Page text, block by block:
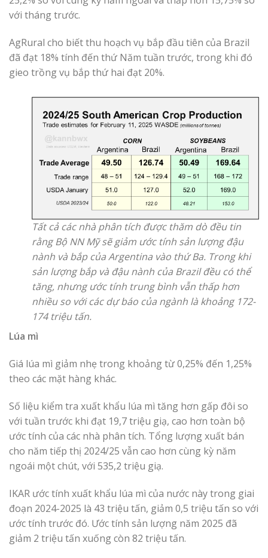
với tháng trước.
AgRural cho biết thu hoạch vụ bắp đầu tiên của Brazil
đã đạt 18% tính đến thứ Năm tuần trước, trong khi đó
gieo trồng vụ bắp thứ hai đạt 20%.
Tất cả các nhà phân tích được thăm dò đều tin
rằng Bộ NN Mỹ sẽ giảm ước tính sản lượng đậu
nành và bắp của Argentina vào thứ Ba. Trong khi
sản lượng bắp và đậu nành của Brazil đều có thể
tăng, nhưng ước tính trung bình vẫn thấp hơn
nhiều so với các dự báo của ngành là khoảng 172-
174 triệu tấn.
Lúa mì
Giá lúa mì giảm nhẹ trong khoảng từ 0,25% đến 1,25%
theo các mặt hàng khác.
Số liệu kiểm tra xuất khẩu lúa mì tăng hơn gấp đôi so
với tuần trước khi đạt 19,7 triệu giạ, cao hơn toàn bộ
ước tính của các nhà phân tích. Tổng lượng xuất bán
cho năm tiếp thị 2024/25 vẫn cao hơn cùng kỳ năm
ngoái một chút, với 535,2 triệu giạ.
IKAR ước tính xuất khẩu lúa mì của nước này trong giai
đoạn 2024-2025 là 43 triệu tấn, giảm 0,5 triệu tấn so với
ước tính trước đó. Ước tính sản lượng năm 2025 đã
giảm 2 triệu tấn xuống còn 82 triệu tấn.